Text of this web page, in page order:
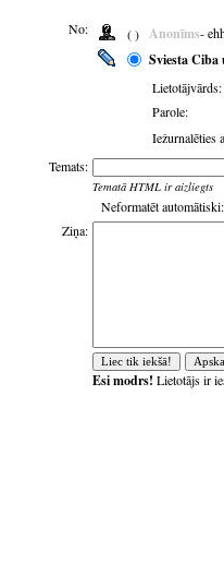
No: ( ) Anonīms-
Sviesta Ciba
Lietotājvārds:
Parole:
Iežurnalēties
Temats:
Tematā HTML ir aizliegts
Neformatēt automātiski:
Ziņa:
Esi modrs! Lietotājs ir